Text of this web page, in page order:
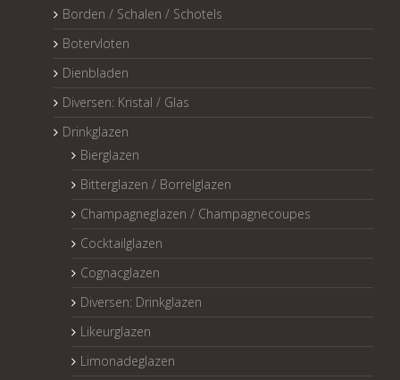
Borden / Schalen / Schotels
Botervloten
Dienbladen
Diversen: Kristal / Glas
Drinkglazen
Bierglazen
Bitterglazen / Borrelglazen
Champagneglazen / Champagnecoupes
Cocktailglazen
Cognacglazen
Diversen: Drinkglazen
Likeurglazen
Limonadeglazen